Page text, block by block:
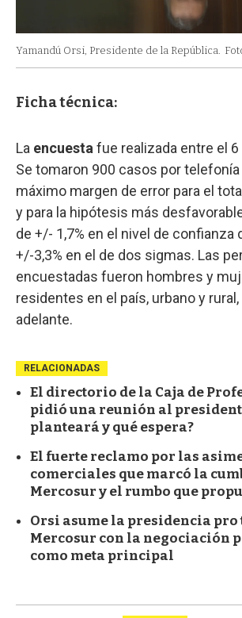
Yamandú Orsi, Presidente de la República.
Ficha técnica:
La encuesta fue realizada entre el
Se tomaron 900 casos por telefonía
máximo margen de error para el
y para la hipótesis más
de +/- 1,7% en el nivel de confianza
+/-3,3% en el de dos sigmas. Las
encuestadas fueron hombres y
residentes en el país, urbano y
adelante.
RELACIONADAS
El directorio de la Caja de
pidió una reunión al
planteará y qué espera?
El fuerte reclamo por las
comerciales que marcó la
Mercosur y el rumbo que
Orsi asume la presidencia pro
Mercosur con la negociación
como meta principal